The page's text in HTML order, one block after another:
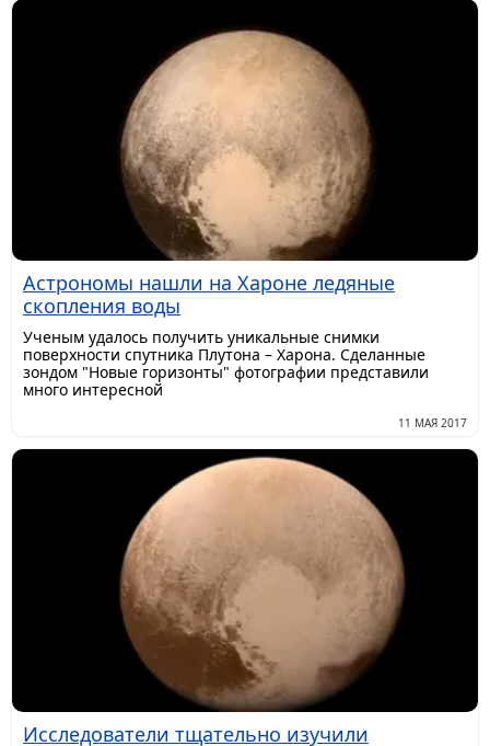
Астрономы нашли на Хароне ледяные
скопления воды
Ученым удалось получить уникальные снимки
поверхности спутника Плутона – Харона. Сделанные
зондом "Новые горизонты" фотографии представили
много интересной
11 МАЯ 2017
Исследователи тщательно изучили